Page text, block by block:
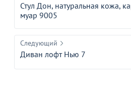
Стул Дон, натуральная кожа,
муар 9005
Следующий
Диван лофт Нью 7